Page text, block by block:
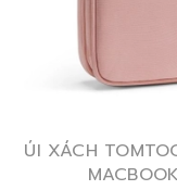
ÚI XÁCH